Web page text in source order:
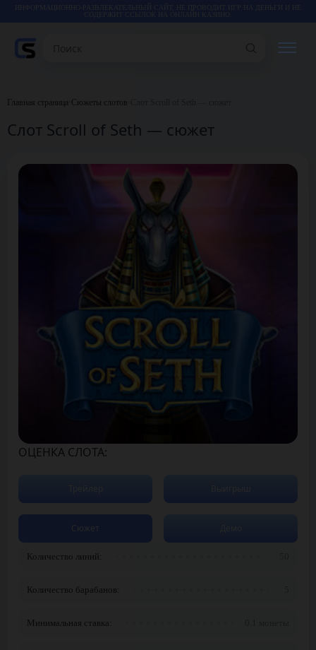
СОДЕРЖИТ ССЫЛОК НА ОНЛАЙН КАЗИНО.
КАЗИНО
Главная страница Сюжеты слотов
Слот Scroll of Seth — сюжет
ОЦЕНКА СЛОТА:
Количество линий:
Количество барабанов:
Минимальная ставка:
Сюжет